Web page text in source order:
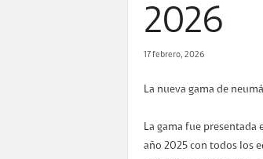
2026
17 febrero, 2026
La nueva gama de
La gama fue presentada
año 2025 con todos los